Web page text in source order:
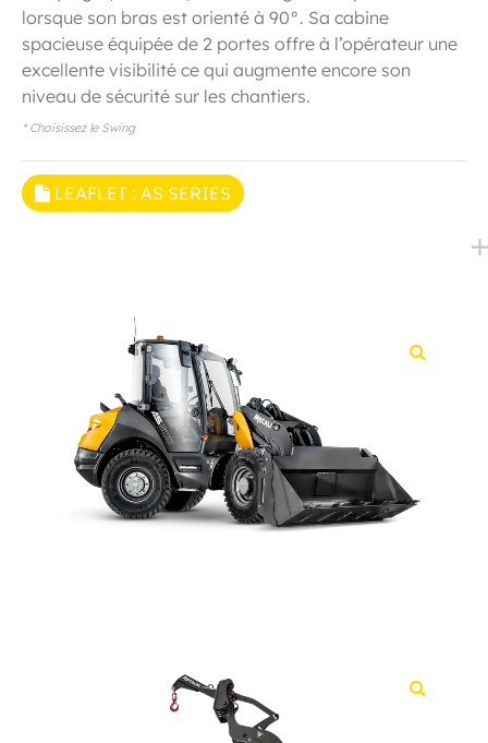
lorsque son bras est orienté à 90°. Sa cabine
spacieuse équipée de 2 portes offre à l’opérateur une
excellente visibilité ce qui augmente encore son
niveau de sécurité sur les chantiers.
* Choisissez le Swing
LEAFLET : AS SERIES